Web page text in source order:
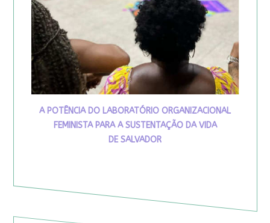
A POTÊNCIA DO LABORATÓRIO ORGANIZACIONAL
FEMINISTA PARA A SUSTENTAÇÃO DA VIDA
DE SALVADOR